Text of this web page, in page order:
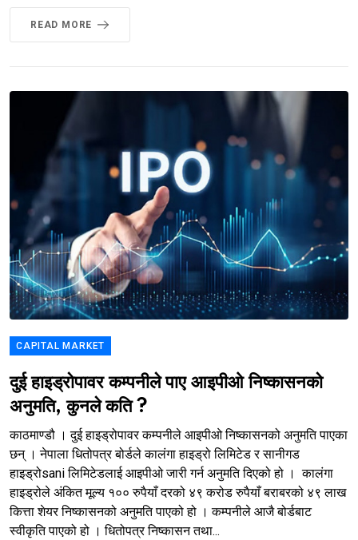
READ MORE
CAPITAL MARKET
दुई हाइड्रोपावर कम्पनीले पाए आइपीओ निष्कासनको
अनुमति, कुनले कति ?
काठमाण्डौ । दुई हाइड्रोपावर कम्पनीले आइपीओ निष्कासनको अनुमति पाएका
छन् । नेपाला धितोपत्र बोर्डले कालंगा हाइड्रो लिमिटेड र सानीगड
हाइड्रोsani लिमिटेडलाई आइपीओ जारी गर्न अनुमति दिएको हो । कालंगा
हाइड्रोले अंकित मूल्य १०० रुपैयाँ दरको ४९ करोड रुपैयाँ बराबरको ४९ लाख
कित्ता शेयर निष्कासनको अनुमति पाएको हो । कम्पनीले आजै बोर्डबाट
स्वीकृति पाएको हो । धितोपत्र निष्कासन तथा...